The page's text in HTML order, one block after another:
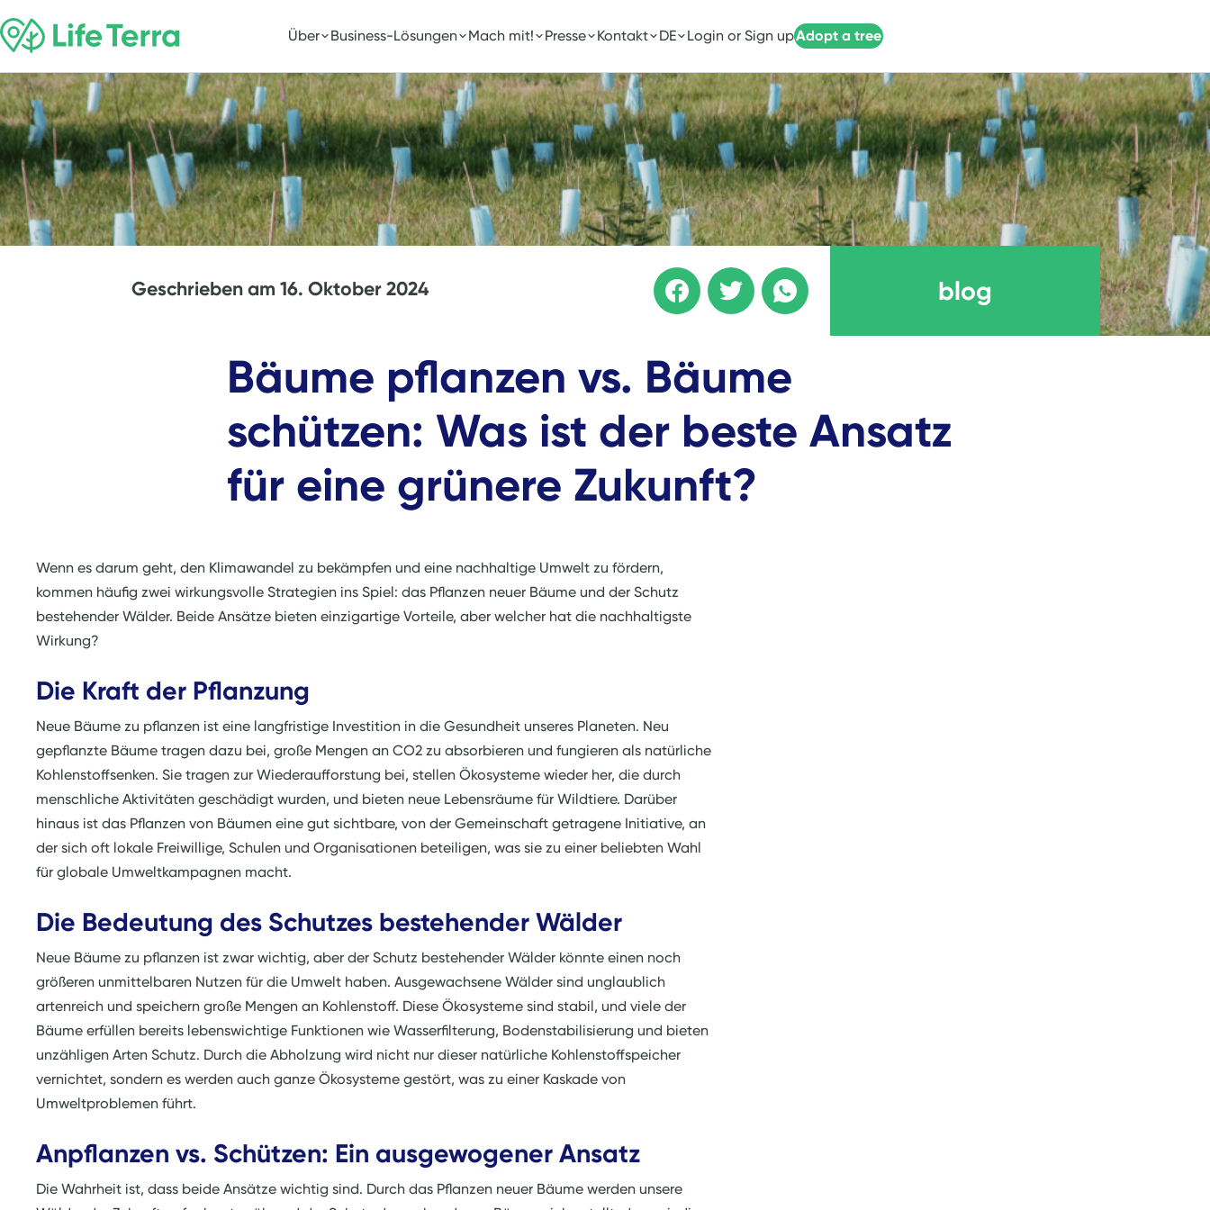
Über Business-Lösungen Mach mit! Presse Kontakt DE Login or Sign upAdopt a tree
Geschrieben am 16. Oktober 2024 blog
Bäume pflanzen vs. Bäume
schützen: Was ist der beste Ansatz
für eine grünere Zukunft?
Wenn es darum geht, den Klimawandel zu bekämpfen und eine nachhaltige Umwelt zu fördern,
kommen häufig zwei wirkungsvolle Strategien ins Spiel: das Pflanzen neuer Bäume und der Schutz
bestehender Wälder. Beide Ansätze bieten einzigartige Vorteile, aber welcher hat die nachhaltigste
Wirkung?
Die Kraft der Pflanzung
Neue Bäume zu pflanzen ist eine langfristige Investition in die Gesundheit unseres Planeten. Neu
gepflanzte Bäume tragen dazu bei, große Mengen an CO2 zu absorbieren und fungieren als natürliche
Kohlenstoffsenken. Sie tragen zur Wiederaufforstung bei, stellen Ökosysteme wieder her, die durch
menschliche Aktivitäten geschädigt wurden, und bieten neue Lebensräume für Wildtiere. Darüber
hinaus ist das Pflanzen von Bäumen eine gut sichtbare, von der Gemeinschaft getragene Initiative, an
der sich oft lokale Freiwillige, Schulen und Organisationen beteiligen, was sie zu einer beliebten Wahl
für globale Umweltkampagnen macht.
Die Bedeutung des Schutzes bestehender Wälder
Neue Bäume zu pflanzen ist zwar wichtig, aber der Schutz bestehender Wälder könnte einen noch
größeren unmittelbaren Nutzen für die Umwelt haben. Ausgewachsene Wälder sind unglaublich
artenreich und speichern große Mengen an Kohlenstoff. Diese Ökosysteme sind stabil, und viele der
Bäume erfüllen bereits lebenswichtige Funktionen wie Wasserfilterung, Bodenstabilisierung und bieten
unzähligen Arten Schutz. Durch die Abholzung wird nicht nur dieser natürliche Kohlenstoffspeicher
vernichtet, sondern es werden auch ganze Ökosysteme gestört, was zu einer Kaskade von
Umweltproblemen führt.
Anpflanzen vs. Schützen: Ein ausgewogener Ansatz
Die Wahrheit ist, dass beide Ansätze wichtig sind. Durch das Pflanzen neuer Bäume werden unsere